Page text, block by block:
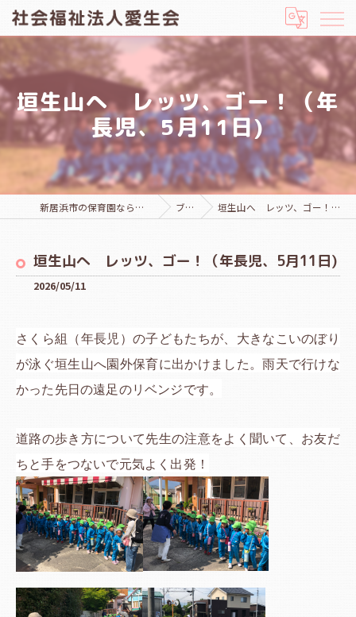
垣生山へ レッツ、ゴー！（年
長児、5月11日)
新居浜市の保育園なら社会福祉法人愛生会 ブログ 垣生山へ レッツ、ゴー！（年長児、5月11日)
垣生山へ レッツ、ゴー！（年長児、5月11日)
2026/05/11
さくら組（年長児）の子どもたちが、大きなこいのぼり
が泳ぐ垣生山へ園外保育に出かけました。雨天で行けな
かった先日の遠足のリベンジです。
道路の歩き方について先生の注意をよく聞いて、お友だ
ちと手をつないで元気よく出発！